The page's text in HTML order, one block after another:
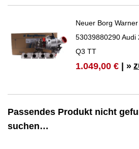
Neuer Borg
53039880290 Audi
Q3 TT
1.049,00 € | »
Passendes Produkt nicht
suchen…